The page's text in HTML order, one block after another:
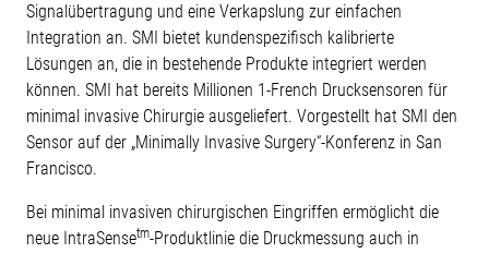
Signalübertragung und eine Verkapslung zur einfachen
Integration an. SMI bietet kundenspezifisch kalibrierte
Lösungen an, die in bestehende Produkte integriert werden
können. SMI hat bereits Millionen 1-French Drucksensoren für
minimal invasive Chirurgie ausgeliefert. Vorgestellt hat SMI den
Sensor auf der „Minimally Invasive Surgery“-Konferenz in San
Francisco.
Bei minimal invasiven chirurgischen Eingriffen ermöglicht die
neue IntraSensetm-Produktlinie die Druckmessung auch in